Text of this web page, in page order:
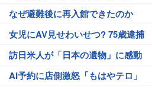
なぜ避難後に再入館できたのか
女児にAV見せわいせつ? 75歳逮捕
訪日米人が「日本の遺物」に感動
AI予約に店側激怒「もはやテロ」